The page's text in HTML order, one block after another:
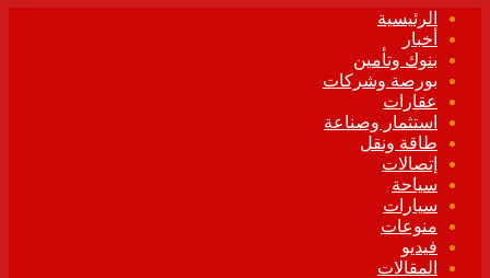
الرئيسية
أخبار
بنوك وتأمين
بورصة وشركات
عقارات
استثمار وصناعة
طاقة ونقل
إتصالات
سياحة
سيارات
منوعات
فيديو
المقالات